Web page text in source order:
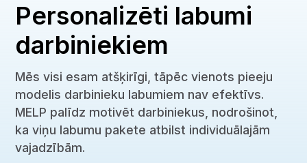
Personalizēti labumi
darbiniekiem
Mēs visi esam atšķirīgi, tāpēc vienots pieeju
modelis darbinieku labumiem nav efektīvs.
MELP palīdz motivēt darbiniekus, nodrošinot,
ka viņu labumu pakete atbilst individuālajām
vajadzībām.